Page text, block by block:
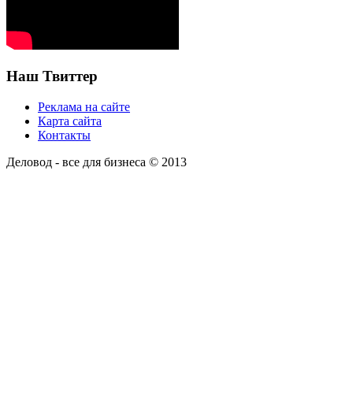
Наш Твиттер
Реклама на сайте
Карта сайта
Контакты
Деловод - все для бизнеса © 2013